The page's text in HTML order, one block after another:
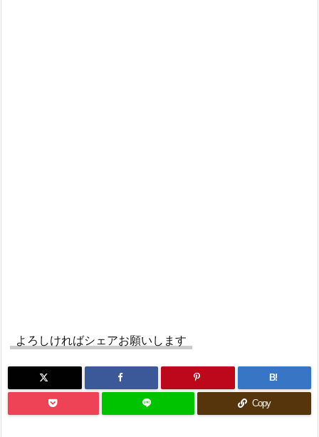
よろしければシェアお願いします
B!
Copy